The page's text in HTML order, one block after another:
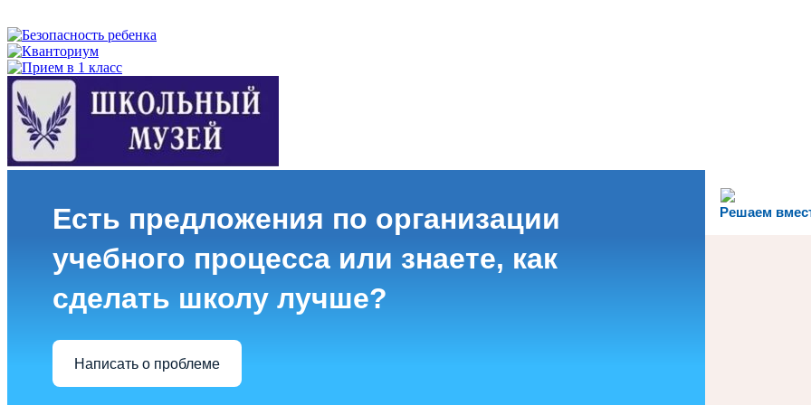
Решаем
Есть предложения по организации
учебного процесса или знаете, как
сделать школу лучше?
Написать о проблеме